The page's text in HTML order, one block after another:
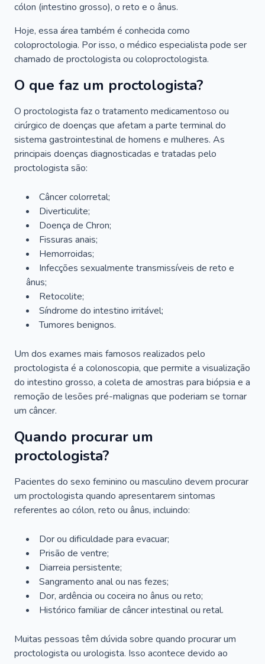
cólon (intestino grosso), o reto e o ânus.
Hoje, essa área também é conhecida como
coloproctologia. Por isso, o médico especialista pode ser
chamado de proctologista ou coloproctologista.
O que faz um proctologista?
O proctologista faz o tratamento medicamentoso ou
cirúrgico de doenças que afetam a parte terminal do
sistema gastrointestinal de homens e mulheres. As
principais doenças diagnosticadas e tratadas pelo
proctologista são:
Câncer colorretal;
Diverticulite;
Doença de Chron;
Fissuras anais;
Hemorroidas;
Infecções sexualmente transmissíveis de reto e
ânus;
Retocolite;
Síndrome do intestino irritável;
Tumores benignos.
Um dos exames mais famosos realizados pelo
proctologista é a colonoscopia, que permite a visualização
do intestino grosso, a coleta de amostras para biópsia e a
remoção de lesões pré-malignas que poderiam se tornar
um câncer.
Quando procurar um
proctologista?
Pacientes do sexo feminino ou masculino devem procurar
um proctologista quando apresentarem sintomas
referentes ao cólon, reto ou ânus, incluindo:
Dor ou dificuldade para evacuar;
Prisão de ventre;
Diarreia persistente;
Sangramento anal ou nas fezes;
Dor, ardência ou coceira no ânus ou reto;
Histórico familiar de câncer intestinal ou retal.
Muitas pessoas têm dúvida sobre quando procurar um
proctologista ou urologista. Isso acontece devido ao